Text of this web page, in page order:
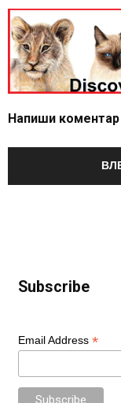
Напиши коментар
Subscribe
Email Address *